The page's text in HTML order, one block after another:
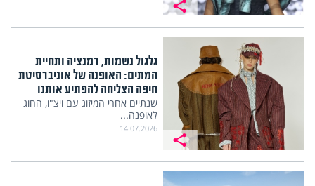
גלגול נשמות, דמנציה ותחיית
המתים: האופנה של אוניברסיטת
חיפה הצליחה להפתיע אותנו
שנתיים אחרי המיזוג עם ויצ"ו, החוג
לאופנה...
14.07.2026